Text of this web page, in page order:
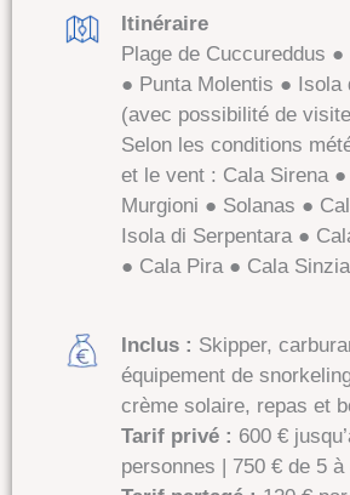
Itinéraire
Plage de Cuccureddus
● Punta Molentis ● Isola
(avec possibilité de
Selon les conditions
et le vent : Cala Sirena
Murgioni ● Solanas ●
Isola di Serpentara ●
● Cala Pira ● Cala
Inclus : Skipper,
équipement de
crème solaire, repas et
Tarif privé : 600 €
personnes | 750 € de 5